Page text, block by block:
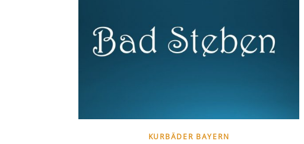
KURBÄDER BAYERN